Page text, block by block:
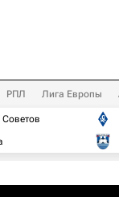
РПЛ Лига Европы